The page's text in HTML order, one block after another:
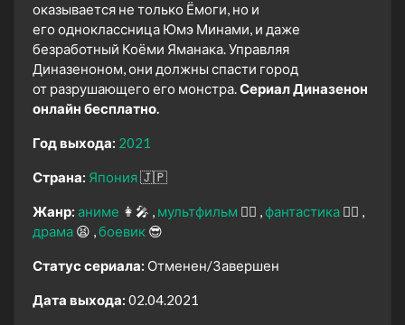
оказывается не только Ёмоги, но и
его одноклассница Юмэ Минами, и даже
безработный Коёми Яманака. Управляя
Диназеноном, они должны спасти город
от разрушающего его монстра.Сериал Диназенон
онлайн бесплатно.
Год выхода: 2021
Страна: Япония🇯🇵
Жанр: аниме 👩‍🎤 мультфильм 🧚‍♀️ фантастика 🧙‍♀️
драма 😫 боевик 😎
Статус сериала: Отменен/Завершен
Дата выхода: 02.04.2021